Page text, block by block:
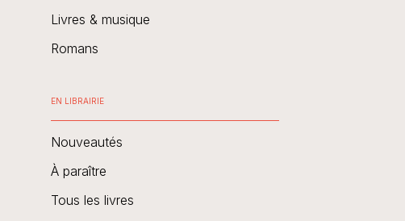
Livres & musique
Romans
EN LIBRAIRIE
Nouveautés
À paraître
Tous les livres